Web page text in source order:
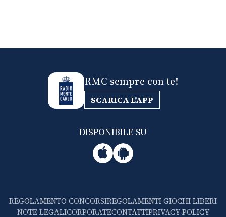
RMC sempre con te!
SCARICA L'APP
DISPONIBILE SU
REGOLAMENTO CONCORSIREGOLAMENTI GIOCHI LIBERI
NOTE LEGALICORPORATECONTATTIPRIVACY POLICY